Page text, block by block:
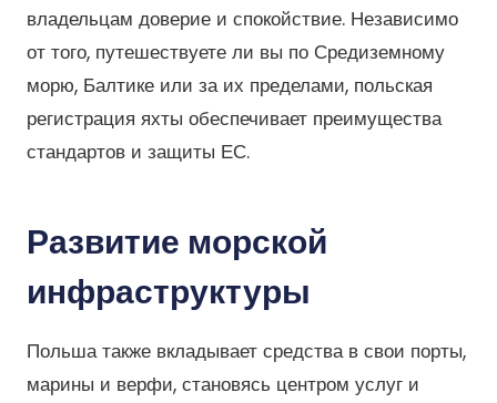
владельцам доверие и спокойствие. Независимо
от того, путешествуете ли вы по Средиземному
морю, Балтике или за их пределами, польская
регистрация яхты обеспечивает преимущества
стандартов и защиты ЕС.
Развитие морской
инфраструктуры
Польша также вкладывает средства в свои порты,
марины и верфи, становясь центром услуг и